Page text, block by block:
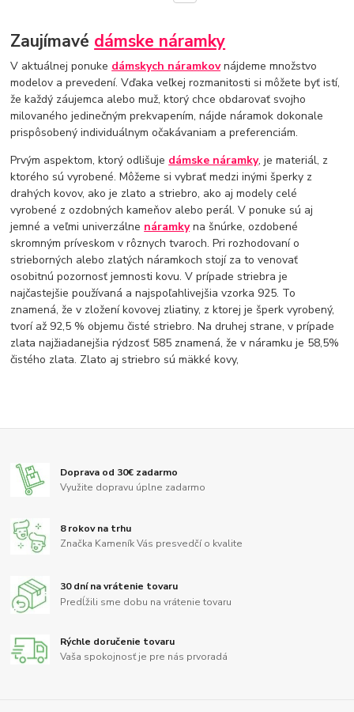
Zaujímavé dámske náramky
V aktuálnej ponuke dámskych náramkovnájdeme množstvo
modelov a prevedení. Vďaka veľkej rozmanitosti si môžete byť istí,
že každý záujemca alebo muž, ktorý chce obdarovať svojho
milovaného jedinečným prekvapením, nájde náramok dokonale
prispôsobený individuálnym očakávaniam a preferenciám.
Prvým aspektom, ktorý odlišuje dámske náramky, je materiál, z
ktorého sú vyrobené. Môžeme si vybrať medzi inými šperky z
drahých kovov, ako je zlato a striebro, ako aj modely celé
vyrobené z ozdobných kameňov alebo perál. V ponuke sú aj
jemné a veľmi univerzálne náramkyna šnúrke, ozdobené
skromným príveskom v rôznych tvaroch. Pri rozhodovaní o
strieborných alebo zlatých náramkoch stojí za to venovať
osobitnú pozornosť jemnosti kovu. V prípade striebra je
najčastejšie používaná a najspoľahlivejšia vzorka 925. To
znamená, že v zložení kovovej zliatiny, z ktorej je šperk vyrobený,
tvorí až 92,5 % objemu čisté striebro. Na druhej strane, v prípade
zlata najžiadanejšia rýdzosť 585 znamená, že v náramku je 58,5%
čistého zlata. Zlato aj striebro sú mäkké kovy,
Doprava od 30€ zadarmo
Využite dopravu úplne zadarmo
8 rokov na trhu
Značka Kameník Vás presvedčí o kvalite
30 dní na vrátenie tovaru
Predĺžili sme dobu na vrátenie tovaru
Rýchle doručenie tovaru
Vaša spokojnosť je pre nás prvoradá